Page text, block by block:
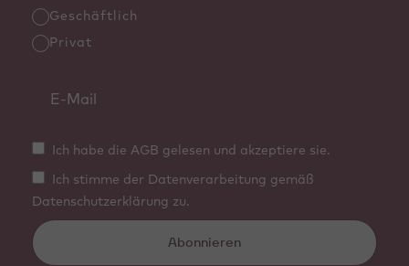
Geschäftlich
Privat
Ich habe die AGB gelesen und akzeptiere sie.
Ich stimme der Datenverarbeitung gemäß
Datenschutzerklärung zu.
Abonnieren